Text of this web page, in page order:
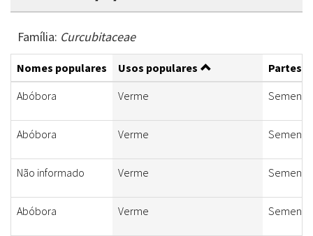
Família: Curcubitaceae
Nomes populares Usos populares
Partes
Abóbora
Verme Semente
Abóbora Verme Semente
Não informado Verme Semente
Abóbora Verme Semente